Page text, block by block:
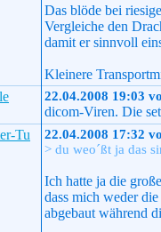
Das blöde bei
Vergleiche den
damit er sinnvoll
Kleinere
22.04.2008 19:03
dicom-Viren. Die
Tu
22.04.2008 17:32
> du weo´ßt ja das
Ich hatte ja die
dass mich weder
abgebaut während